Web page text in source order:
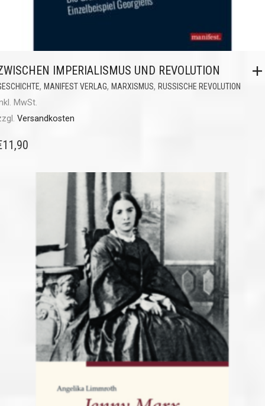
IMPERIALISMUS UND REVOLUTION
, MANIFEST VERLAG, MARXISMUS, RUSSISCHE REVOLUTION
MwSt.
Versandkosten
11,90